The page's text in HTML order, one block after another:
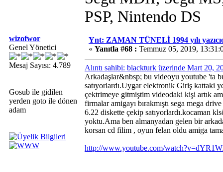
PSP, Nintendo DS
wizofwor
Genel Yönetici
Mesaj Sayısı: 4.789
Gosub ile gidilen
yerden goto ile dönen
adam
Ynt: ZAMAN TÜNELİ 1994 yılı
« Yanıtla #68 : Temmuz 05, 2019,
Alıntı sahibi: blackturk üzerinde Mart 20,
Arkadaşlar&nbsp; bu videoyu youtube 'ta
satıyorlardı.Uygar elektronik Giriş kattaki
çektrimeye gitmiştim videodaki kişi artık
firmalar amigayı bırakmıştı sega mega
6.22 diskette çekip satıyorlardı.kocaman
yoktu.Ama ben almanyadan gelen bir
korsan cd filim , oyun felan oldu amiga
http://www.youtube.com/